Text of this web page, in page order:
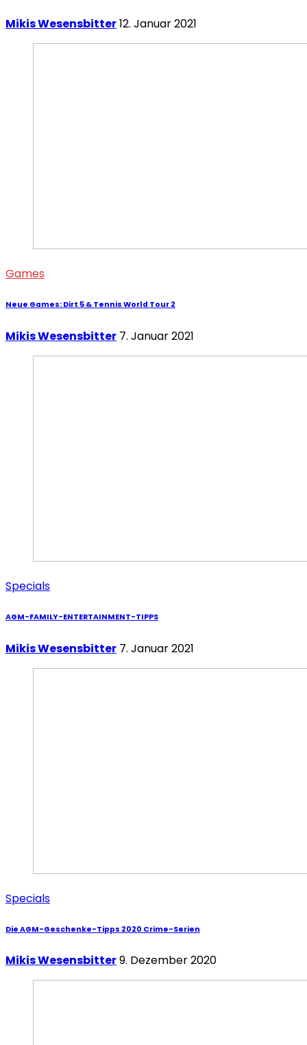
Mikis Wesensbitter12. Januar 2021
Games
Neue Games: Dirt 5 & Tennis World Tour 2
Mikis Wesensbitter 7. Januar 2021
Specials
AGM-FAMILY-ENTERTAINMENT-TIPPS
Mikis Wesensbitter 7. Januar 2021
Specials
Die AGM-Geschenke-Tipps 2020 Crime-Serien
Mikis Wesensbitter9. Dezember 2020